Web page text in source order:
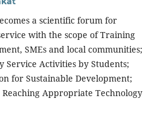
a scientific forum for
with the scope of Training
SMEs and local communities;
Service Activities by Students;
for Sustainable Development;
Appropriate Technology